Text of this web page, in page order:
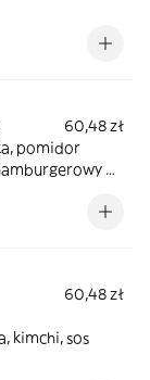
60,48 zł
pomidor
&
60,48 zł
kimchi, sos